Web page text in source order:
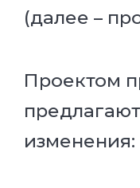
(далее –
Проектом
изменения: